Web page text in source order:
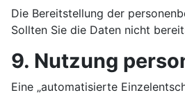
Die Bereitstellung der
Sollten Sie die Daten nicht
9. Nutzung
Eine „automatisierte